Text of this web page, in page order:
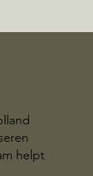
helpt